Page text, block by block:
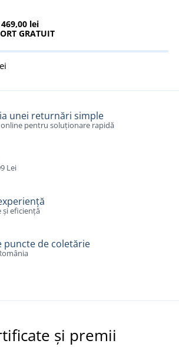
469,00 lei
GRATUIT
unei returnări simple
pentru soluționare rapidă
Lei
și eficiență
puncte de coletărie
și premii